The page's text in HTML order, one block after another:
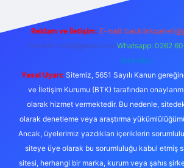
Reklam ve İletişim: E-mail:
forumhizmeti@gmail.com Whatsapp: 0262
@karabul
Yasal Uyarı: Sitemiz, 5651 Sayılı Kanun
ve İletişim Kurumu (BTK) tarafından
olarak hizmet vermektedir. Bu nedenle,
olarak denetleme veya araştırma
Ancak, üyelerimiz yazdıkları içeriklerin
siteye üye olarak bu sorumluluğu kabul etmiş
sitesi, herhangi bir marka, kurum veya şahıs